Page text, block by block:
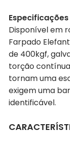
Disponível em
Farpado
de 400kgf,
torção
tornam uma
exigem uma
identificável.